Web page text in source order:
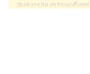
двигателя